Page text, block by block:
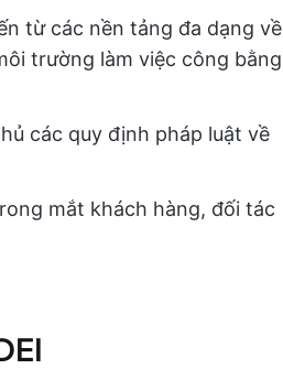
từ các nền tảng đa dạng về
trường làm việc công bằng
các quy định pháp luật về
mắt khách hàng, đối tác